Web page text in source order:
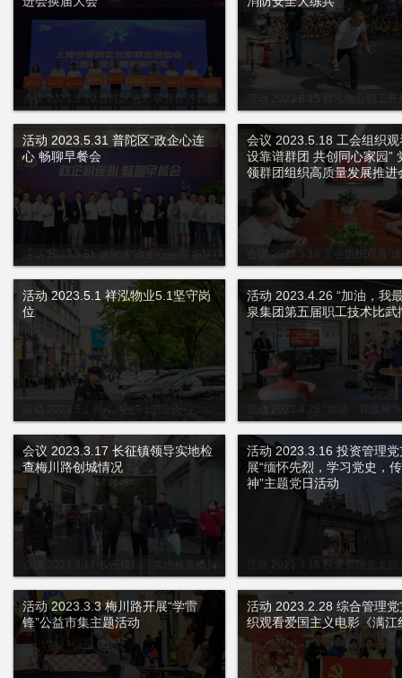
会议 2023.6.19 普陀区光彩事业促进会换
活动 2023.5.31 普陀区“政企心连心 畅聊早
活动 2023.5.31 普陀区“政企心连
心 畅聊早餐会
会议 2023.5.18 工会组织观看“
发展推进会
会议 2023.5.18 工会组织观
设靠谱群团 共创同心家园”
领群团组织高质量发展推进
活动 2023.5.1 祥泓物业5.1坚守岗位
活动 2023.5.1 祥泓物业5.1坚守岗
位
活动 2023.4.26 “加油，我
泉集团第五届职工技术比武
会议 2023.3.17 长征镇领导实地检查梅川
会议 2023.3.17 长征镇领导实地检
查梅川路创城情况
活动 2023.3.16 投资管理党支部
活动 2023.3.16 投资管理党
展“缅怀先烈，学习党史，
神”主题党日活动
活动 2023.3.3 梅川路开展“学雷
锋”公益市集主题活动
活动 2023.2.28 综合管理党
织观看爱国主义电影《满江